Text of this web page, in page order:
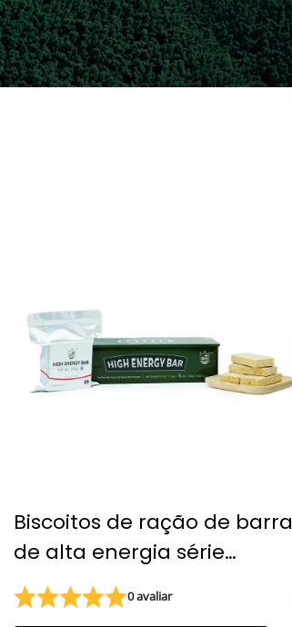
Biscoitos de ração de barra
de alta energia série
pequena de lata 200g
biscoitos de ração
0 avaliar